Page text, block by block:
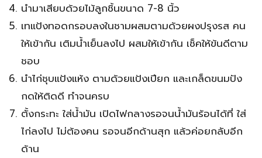
นำมาเสียบด้วยไม้ลูกชิ้นขนาด 7-8 นิ้ว
เทแป้งทอดกรอบลงในชามผสมตามด้วยผงปรุงรส คน
ให้เข้ากัน เติมน้ำเย็นลงไป ผสมให้เข้ากัน เช็คให้ข้นดีตาม
ชอบ
นำไก่ชุบแป้งแห้ง ตามด้วยแป้งเปียก และเกล็ดขนมปัง
กดให้ติดดี ทำจนครบ
ตั้งกระทะ ใส่น้ำมัน เปิดไฟกลางรอจนน้ำมันร้อนได้ที่ ใส่
ไก่ลงไป ไม่ต้องคน รอจนอีกด้านสุก แล้วค่อยกลับอีก
ด้าน